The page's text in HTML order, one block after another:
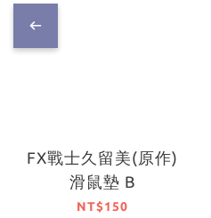
FX戰士久留美(原作)
滑鼠墊 B
NT$150